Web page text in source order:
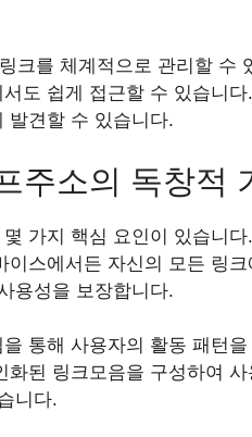
크를 체계적으로 관리할 수
도 쉽게 접근할 수 있습니
발견할 수 있습니다.
주소의 독창적
가지 핵심 요인이 있습니
스에서든 자신의 모든 링
용성을 보장합니다.
통해 사용자의 활동 패턴
된 링크모음을 구성하여 사
니다.